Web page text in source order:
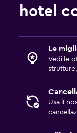
hotel
Le
Vedi le
Usa il